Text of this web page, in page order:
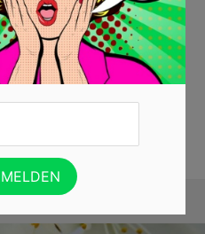
hebt, dit is een hartstikke leuke
een gratis zadenkaart van Wilder
van de Nederlandse
kruiden te zaaien waardoor er weer